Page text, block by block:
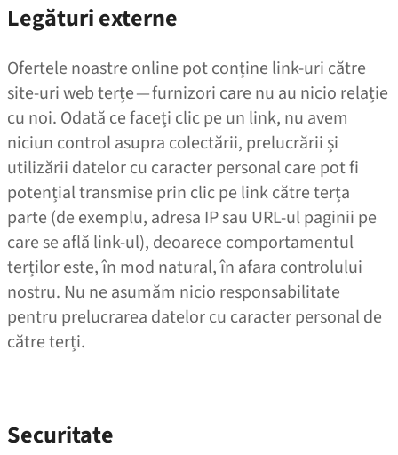
Legături externe
Ofertele noastre online pot conține link-uri către
site-uri web terțe — furnizori care nu au nicio relație
cu noi. Odată ce faceți clic pe un link, nu avem
niciun control asupra colectării, prelucrării și
utilizării datelor cu caracter personal care pot fi
potențial transmise prin clic pe link către terța
parte (de exemplu, adresa IP sau URL-ul paginii pe
care se află link-ul), deoarece comportamentul
terților este, în mod natural, în afara controlului
nostru. Nu ne asumăm nicio responsabilitate
pentru prelucrarea datelor cu caracter personal de
către terți.
Securitate